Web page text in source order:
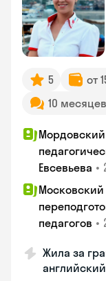
5
от
10
Евсевьева •
Московский
педагогов •
Жила за